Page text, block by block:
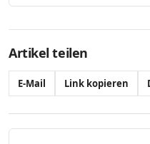
Artikel teilen
E-Mail Link kopieren